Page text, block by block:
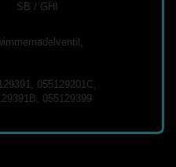
SB / GHI
055129201C,
055129399